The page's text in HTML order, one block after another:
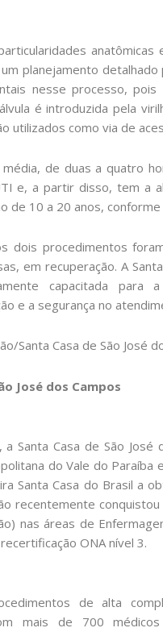
planejamento
nesse processo,
é introduzida pela
utilizados como via de
de duas a quatro
e, a partir disso, tem a
de 10 a 20 anos,
dois procedimentos
em recuperação. A
capacitada para
e a segurança no
Santa Casa de São José
José dos Campos
Santa Casa de São
do Vale do Paraíba
Santa Casa do Brasil a
recentemente
nas áreas de
ONA nível 3.
de alta
mais de 700